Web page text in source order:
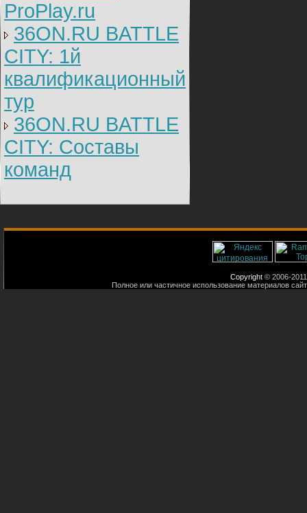
ProPlay.ru
36ON.RU BATTLE
CITY: 1й
квалификационный
тур
36ON.RU BATTLE
CITY: Составы
команд
Copyright © 2006-
Полное или частичное использование материалов